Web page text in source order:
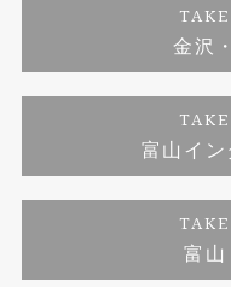
金澤工房｜手作り結婚指輪
金澤工房｜手作り婚約指
プライバシーポリシー金沢
富山イ
富